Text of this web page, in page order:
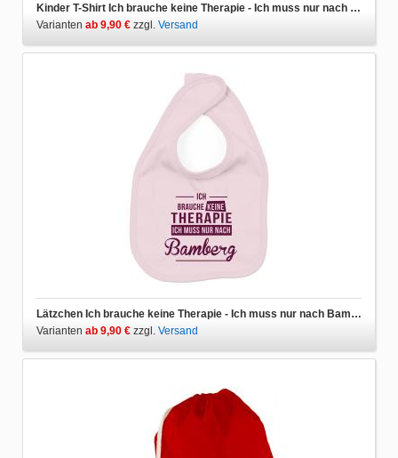
Kinder T-Shirt Ich brauche keine Therapie - Ich muss nur nach Bamberg
Varianten ab 9,90 € zzgl. Versand
Lätzchen Ich brauche keine Therapie - Ich muss nur nach Bamberg
Varianten ab 9,90 € zzgl. Versand